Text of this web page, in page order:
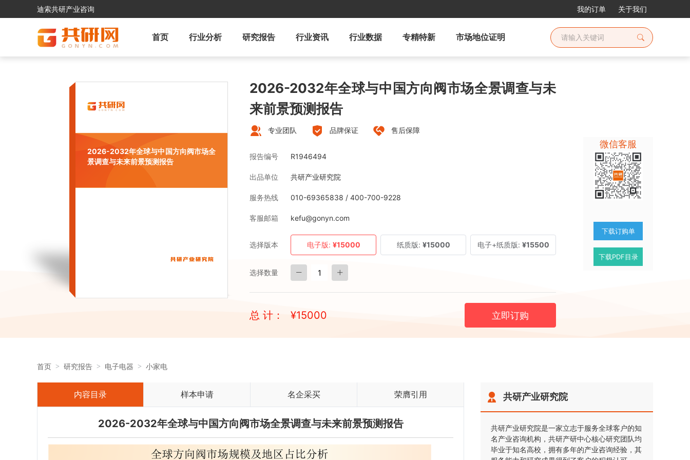
迪索共研产业咨询 我的订单 关于我们
首页 行业分析 研究报告 行业资讯 行业数据 专精特新 市场地位证明
2026-2032年全球与中国方向阀市场全
景调查与未来前景预测报告
2026-2032年全球与中国方向阀市场全景调查与未
来前景预测报告
专业团队 品牌保证 售后保障
报告编号 R1946494
出品单位 共研产业研究院
服务热线 010-69365838 / 400-700-9228
客服邮箱 kefu@gonyn.com
选择版本 电子版: ¥15000 纸质版: ¥15000 电子+纸质版: ¥15500
选择数量
总 计： ¥15000 立即订购
微信客服
下载订购单
下载PDF目录
首页 研究报告 电子电器 小家电
内容目录 样本申请 名企采买 荣膺引用
2026-2032年全球与中国方向阀市场全景调查与未来前景预测报告
共研产业研究院
共研产业研究院是一家立志于服务全球客户的知
名产业咨询机构，共研产研中心核心研究团队均
毕业于知名高校，拥有多年的产业咨询经验，其